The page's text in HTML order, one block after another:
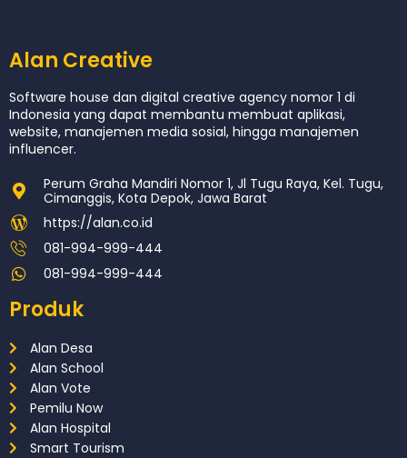
Alan Creative
Software house dan digital creative agency nomor 1 di
Indonesia yang dapat membantu membuat aplikasi,
website, manajemen media sosial, hingga manajemen
influencer.
Perum Graha Mandiri Nomor 1, Jl Tugu Raya, Kel. Tugu,
Cimanggis, Kota Depok, Jawa Barat
https://alan.co.id
081-994-999-444
081-994-999-444
Produk
Alan Desa
Alan School
Alan Vote
Pemilu Now
Alan Hospital
Smart Tourism